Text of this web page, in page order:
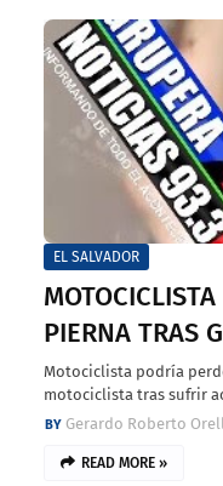
EL SALVADOR
PIERNA TRAS
Motociclista podría
motociclista tras sufrir
Gerardo Roberto
READ MORE »